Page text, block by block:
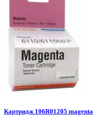
Картридж 106R01205 magenta